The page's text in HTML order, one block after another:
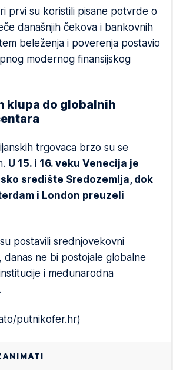
prvi su koristili pisane potvrde o
današnjih čekova i bankovnih
beleženja i poverenja postavio
modernog finansijskog
klupa do globalnih
trgovaca brzo su se
U 15. i 16. veku Venecija je
središte Sredozemlja, dok
i London preuzeli
postavili srednjovekovni
danas ne bi postojale globalne
i međunarodna
.
putnikofer.hr)